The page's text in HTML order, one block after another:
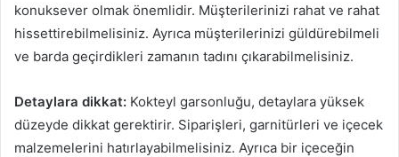
konuksever olmak önemlidir. Müşterilerinizi rahat ve rahat
hissettirebilmelisiniz. Ayrıca müşterilerinizi güldürebilmeli
ve barda geçirdikleri zamanın tadını çıkarabilmelisiniz.
Detaylara dikkat: Kokteyl garsonluğu, detaylara yüksek
düzeyde dikkat gerektirir. Siparişleri, garnitürleri ve içecek
malzemelerini hatırlayabilmelisiniz. Ayrıca bir içeceğin